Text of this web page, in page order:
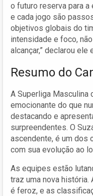
o futuro reserva para
e cada jogo são
objetivos globais do
intensidade e foco,
alcançar,” declarou
Resumo do
A Superliga Masculina
emocionante do que
destacando e
surpreendentes. O
ascendente, é um dos
com sua evolução ao
As equipes estão
traz uma nova história.
é feroz, e as